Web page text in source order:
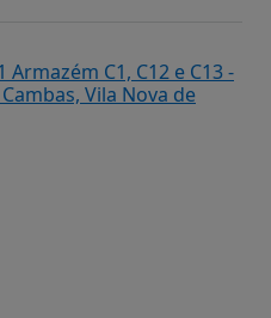
C1, C12 e C13 -
Vila Nova de